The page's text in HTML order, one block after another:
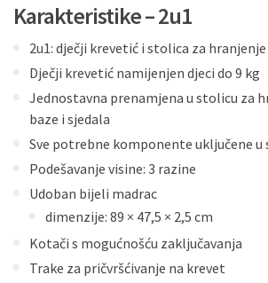
Karakteristike – 2u1
2u1: dječji krevetić i stolica za hranjenje
Dječji krevetić namijenjen djeci do 9 kg
Jednostavna prenamjena u stolicu za
baze i sjedala
Sve potrebne komponente uključene u
Podešavanje visine: 3 razine
Udoban bijeli madrac
dimenzije: 89 × 47,5 × 2,5 cm
Kotači s mogućnošću zaključavanja
Trake za pričvršćivanje na krevet